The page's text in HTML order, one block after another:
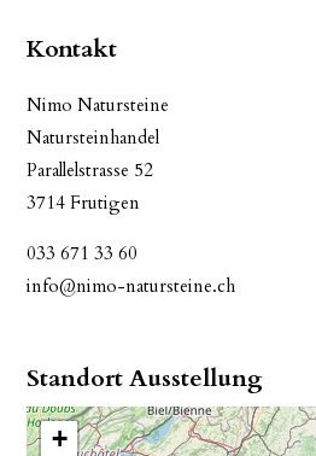
Kontakt
Nimo Natursteine
Natursteinhandel
Parallelstrasse 52
3714 Frutigen
033 671 33 60
info@nimo-natursteine.ch
Standort Ausstellung
+